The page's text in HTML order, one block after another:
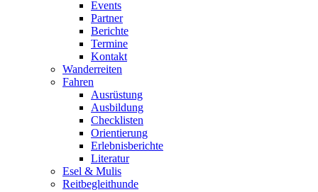
Events
Partner
Berichte
Termine
Kontakt
Wanderreiten
Fahren
Ausrüstung
Ausbildung
Checklisten
Orientierung
Erlebnisberichte
Literatur
Esel & Mulis
Reitbegleithunde